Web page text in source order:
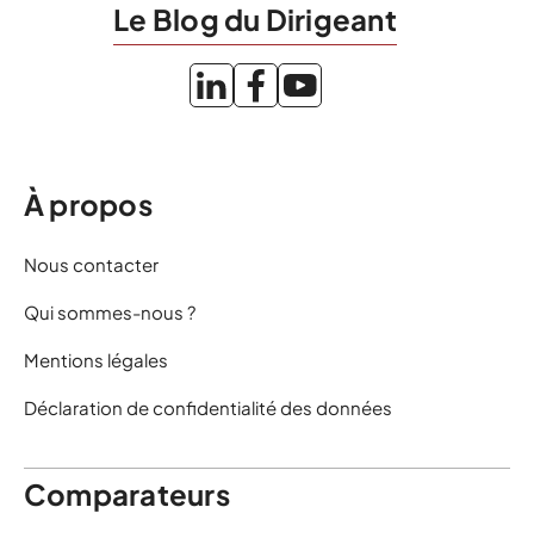
Le Blog du Dirigeant
À propos
Nous contacter
Qui sommes-nous ?
Mentions légales
Déclaration de confidentialité des données
Comparateurs